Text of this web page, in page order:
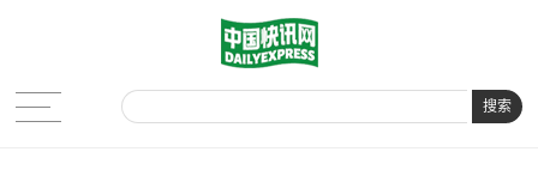
搜索